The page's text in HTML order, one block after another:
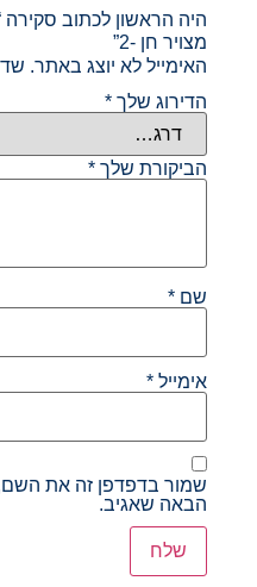
היה הראשון לכתוב
מצויר חן -2”
האימייל לא יוצג באתר.
הדירוג שלך*
הביקורת שלך*
שם*
אימייל*
שמור בדפדפן זה את
הבאה שאגיב.